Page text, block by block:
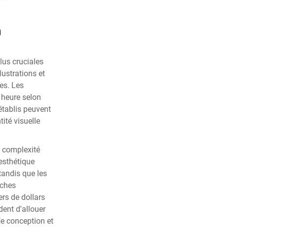
cruciales
et
Les
selon
peuvent
visuelle
complexité
que les
de dollars
d'allouer
conception et